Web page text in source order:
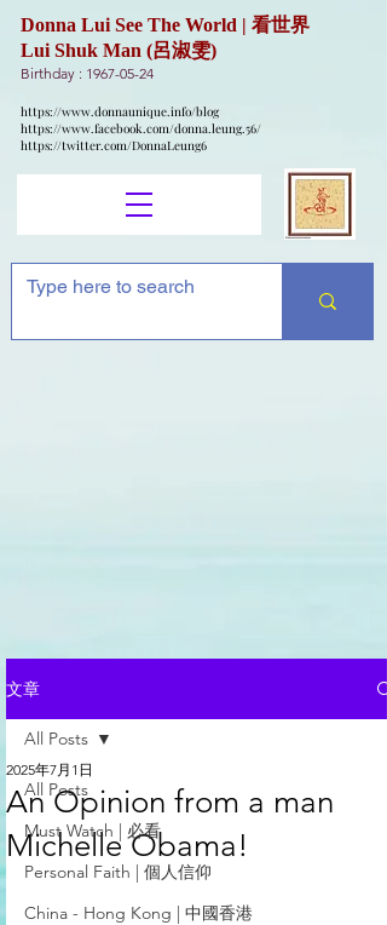
Donna Lui See The World | 看世界
Lui Shuk Man (呂淑雯)
Birthday : 1967-05-24
https://www.donnaunique.info/blog
https://www.facebook.com/donna.leung.56/
https://twitter.com/DonnaLeung6
文章
All Posts
Must Watch | 必看
Personal Faith | 個人信仰
China - Hong Kong | 中國香港
All Posts
An Opinion from a man
Michelle Obama!
2025年7月1日